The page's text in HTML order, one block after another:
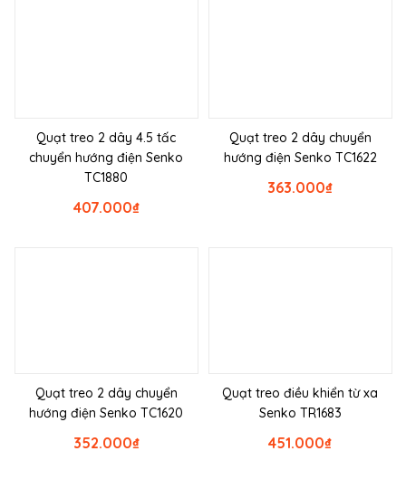
Quạt treo 2 dây 4.5 tấc
chuyển hướng điện Senko
TC1880
₫
407.000
Quạt treo 2 dây chuyển
hướng điện Senko TC1622
₫
363.000
Quạt treo 2 dây chuyển
hướng điện Senko TC1620
₫
352.000
Quạt treo điều khiển từ xa
Senko TR1683
₫
451.000